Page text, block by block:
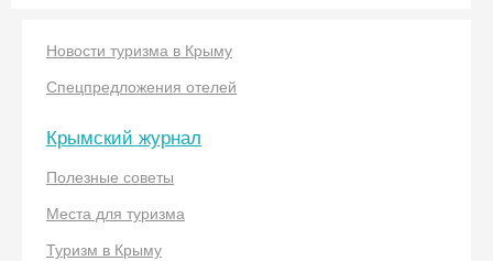
Новости туризма в Крыму
Спецпредложения отелей
Крымский журнал
Полезные советы
Места для туризма
Туризм в Крыму
Скидка −5%
промокод на первое бронирование!